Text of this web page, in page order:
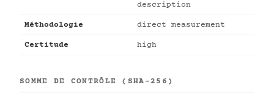
description
Méthodologie direct measurement
Certitude high
SOMME DE CONTRÔLE (SHA-256)